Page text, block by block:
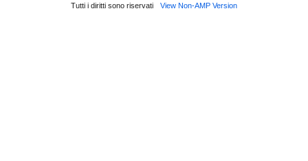
Tutti i diritti sono riservati View Non-AMP Version